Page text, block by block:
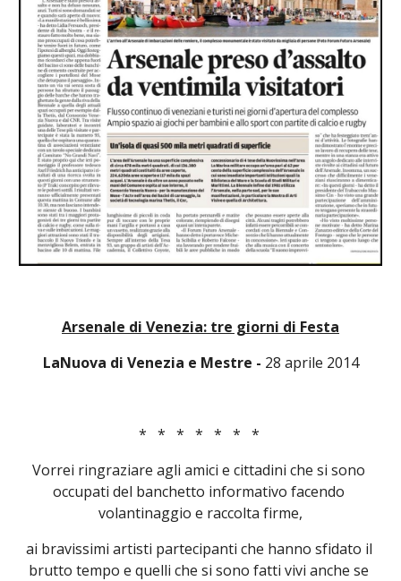
Arsenale di Venezia: tre giorni di Festa
LaNuova di Venezia e Mestre - 28 aprile 2014
*   *   *   *   *   *   *
Vorrei ringraziare agli amici e cittadini che si sono
occupati del banchetto informativo facendo
volantinaggio e raccolta firme,
ai bravissimi artisti partecipanti che hanno sfidato il
brutto tempo e quelli che si sono fatti vivi anche se